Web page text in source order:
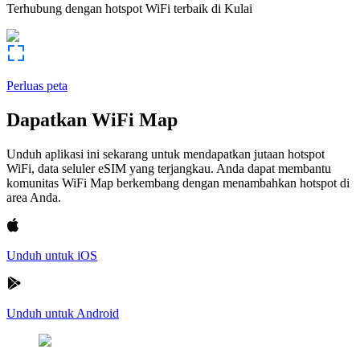
Terhubung dengan hotspot WiFi terbaik di Kulai
Perluas peta
Dapatkan WiFi Map
Unduh aplikasi ini sekarang untuk mendapatkan jutaan hotspot
WiFi, data seluler eSIM yang terjangkau. Anda dapat membantu
komunitas WiFi Map berkembang dengan menambahkan hotspot di
area Anda.
Unduh untuk iOS
Unduh untuk Android